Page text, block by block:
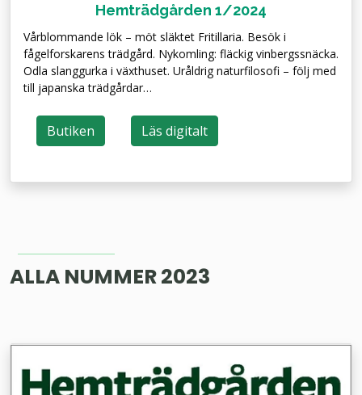
Hemträdgården 1/2024
Vårblommande lök – möt släktet Fritillaria. Besök i
fågelforskarens trädgård. Nykomling: fläckig vinbergssnäcka.
Odla slanggurka i växthuset. Uråldrig naturfilosofi – följ med
till japanska trädgårdar…
Butiken Läs digitalt
ALLA NUMMER 2023